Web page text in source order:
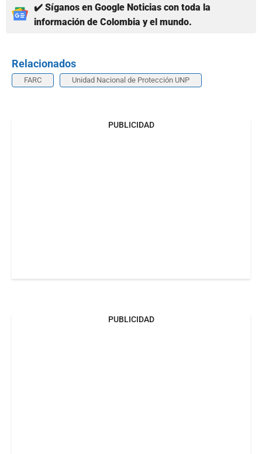
✔️ Síganos en Google Noticias con toda la
información de Colombia y el mundo.
Relacionados
FARC Unidad Nacional de Protección UNP
PUBLICIDAD
PUBLICIDAD